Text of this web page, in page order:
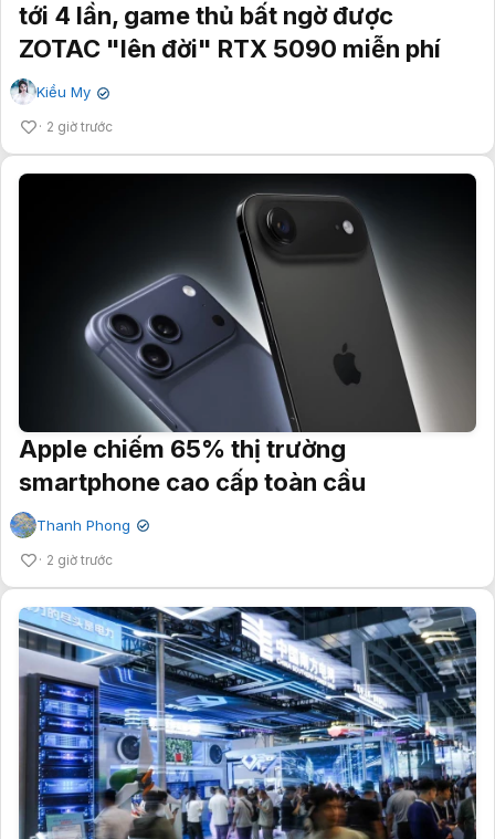
tới 4 lần, game thủ bất ngờ được
ZOTAC "lên đời" RTX 5090 miễn phí
Kiều My ✔
2 giờ trước
Apple chiếm 65% thị trường
smartphone cao cấp toàn cầu
Thanh Phong ✔
2 giờ trước